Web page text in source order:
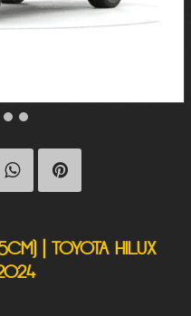
| TOYOTA HILUX